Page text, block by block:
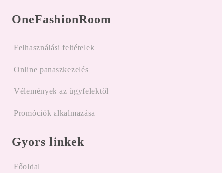
OneFashionRoom
Felhasználási feltételek
Online panaszkezelés
Vélemények az ügyfelektől
Promóciók alkalmazása
Gyors linkek
Főoldal